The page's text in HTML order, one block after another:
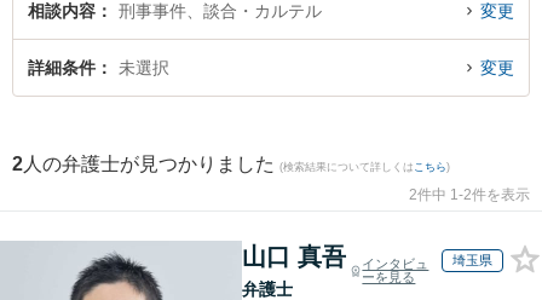
ル解決の実績豊富な近くの弁護士を検索したい』『初回相談無料で談合・カル
テルを法律相談できる桑名市内の弁護士に相談予約したい』などでお困りの相
談者さんにおすすめです。
相談内容 刑事事件、談合・カルテル 変更
詳細条件 未選択 変更
2 人の弁護士が見つかりました (検索結果について詳しくは こちら)
2件中 1-2件を表示
山口 真吾
弁護士
インタビュ
ーを見る
埼玉県